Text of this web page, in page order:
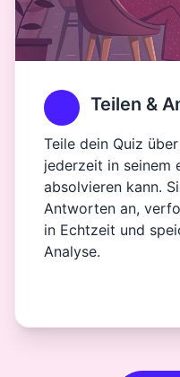
Teilen &
Teile dein Quiz
jederzeit in seinem
absolvieren kann.
Antworten an,
in Echtzeit und
Analyse.